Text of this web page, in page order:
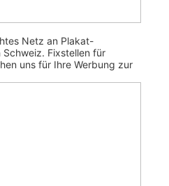
Netz an Plakat-
Fixstellen für
uns für Ihre Werbung zur